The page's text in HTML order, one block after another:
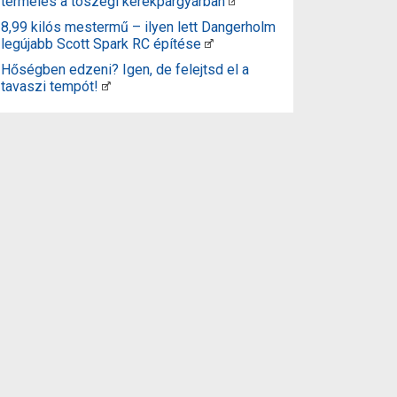
8,99 kilós mestermű – ilyen lett Dangerholm
legújabb Scott Spark RC építése
Hőségben edzeni? Igen, de felejtsd el a
tavaszi tempót!